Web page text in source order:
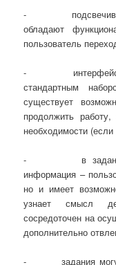
-
обладают
пользователь
- интерфейс
стандартным
существует
продолжить
необходимости
- в задания
информация –
но и имеет
узнает смысл
сосредоточен на
дополнительно
- задания могут